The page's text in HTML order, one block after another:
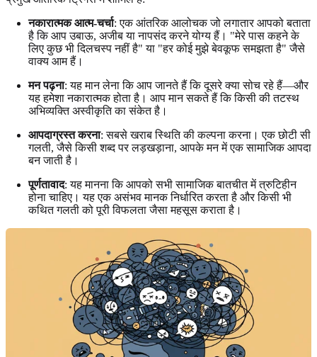
नकारात्मक आत्म-चर्चा: एक आंतरिक आलोचक जो लगातार आपको बताता
है कि आप उबाऊ, अजीब या नापसंद करने योग्य हैं। "मेरे पास कहने के
लिए कुछ भी दिलचस्प नहीं है" या "हर कोई मुझे बेवकूफ समझता है" जैसे
वाक्य आम हैं।
मन पढ़ना: यह मान लेना कि आप जानते हैं कि दूसरे क्या सोच रहे हैं—और
यह हमेशा नकारात्मक होता है। आप मान सकते हैं कि किसी की तटस्थ
अभिव्यक्ति अस्वीकृति का संकेत है।
आपदाग्रस्त करना: सबसे खराब स्थिति की कल्पना करना। एक छोटी सी
गलती, जैसे किसी शब्द पर लड़खड़ाना, आपके मन में एक सामाजिक आपदा
बन जाती है।
पूर्णतावाद: यह मानना कि आपको सभी सामाजिक बातचीत में त्रुटिहीन
होना चाहिए। यह एक असंभव मानक निर्धारित करता है और किसी भी
कथित गलती को पूरी विफलता जैसा महसूस कराता है।